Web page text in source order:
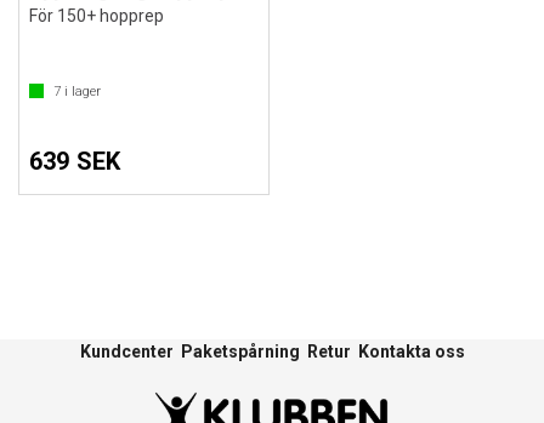
För 150+ hopprep
7 i lager
639 SEK
Kundcenter Paketspårning Retur Kontakta oss